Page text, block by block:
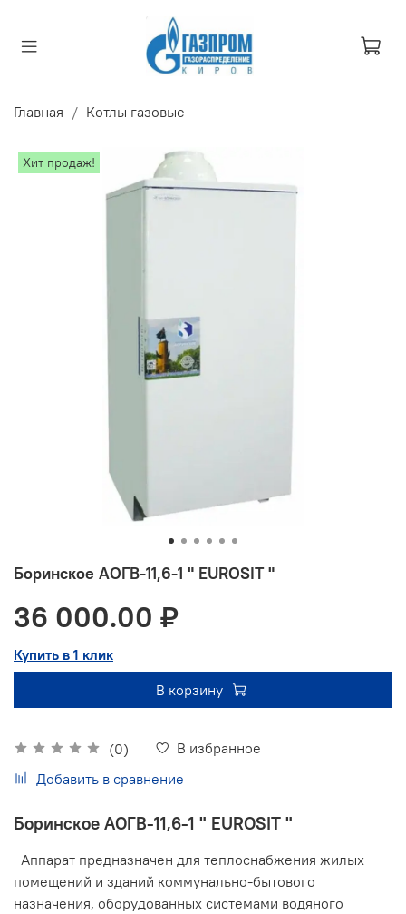
Главная Котлы газовые
Хит продаж!
Боринское АОГВ-11,6-1 " EUROSIT "
(0)
В избранное
Добавить в сравнение
36 000.00 ₽
Купить в 1 клик
В корзину
Боринское АОГВ-11,6-1 " EUROSIT "
Аппарат предназначен для теплоснабжения жилых
помещений и зданий коммунально-бытового
назначения, оборудованных системами водяного